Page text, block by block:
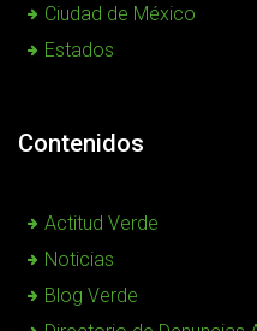
Ciudad de México
Estados
Contenidos
Actitud Verde
Noticias
Blog Verde